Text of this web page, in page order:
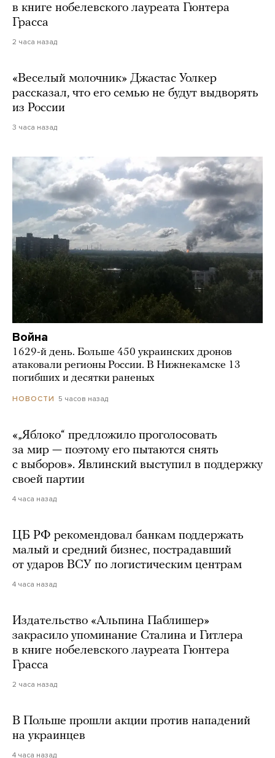
в книге нобелевского лауреата Гюнтера
Грасса
2 часа назад
«Веселый молочник» Джастас Уолкер
рассказал, что его семью не будут выдворять
из России
3 часа назад
Война
1629-й день. Больше 450 украинских дронов
атаковали регионы России. В Нижнекамске 13
погибших и десятки раненых
НОВОСТИ 5 часов назад
«„Яблоко“ предложило проголосовать
за мир — поэтому его пытаются снять
с выборов». Явлинский выступил в поддержку
своей партии
4 часа назад
ЦБ РФ рекомендовал банкам поддержать
малый и средний бизнес, пострадавший
от ударов ВСУ по логистическим центрам
4 часа назад
Издательство «Альпина Паблишер»
закрасило упоминание Сталина и Гитлера
в книге нобелевского лауреата Гюнтера
Грасса
2 часа назад
В Польше прошли акции против нападений
на украинцев
4 часа назад